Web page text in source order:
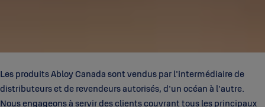
Les produits Abloy Canada sont vendus par l'intermédiaire de
distributeurs et de revendeurs autorisés, d'un océan à l'autre.
Nous engageons à servir des clients couvrant tous les principaux